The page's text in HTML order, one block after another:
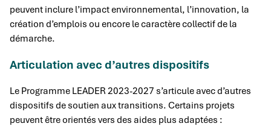
peuvent inclure l’impact environnemental, l’innovation, la
création d’emplois ou encore le caractère collectif de la
démarche.
Articulation avec d’autres dispositifs
Le Programme LEADER 2023-2027 s’articule avec d’autres
dispositifs de soutien aux transitions. Certains projets
peuvent être orientés vers des aides plus adaptées :